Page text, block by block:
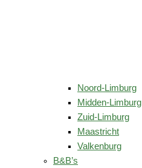
Noord-Limburg
Midden-Limburg
Zuid-Limburg
Maastricht
Valkenburg
B&B’s